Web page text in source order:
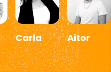
Carla Aitor